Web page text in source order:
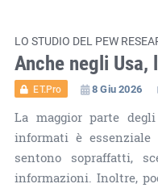
LO STUDIO DEL PEW
Anche negli Usa,
ET.Pro 8 Giu 2026
La maggior parte
informati è
sentono sopraffatti,
informazioni. Inoltre,